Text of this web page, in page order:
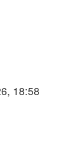
Beitrag
18:58